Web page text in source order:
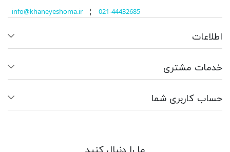
info@khaneyeshoma.ir¦ 021-44432685
اطلاعات
خدمات مشتری
حساب کاربری شما